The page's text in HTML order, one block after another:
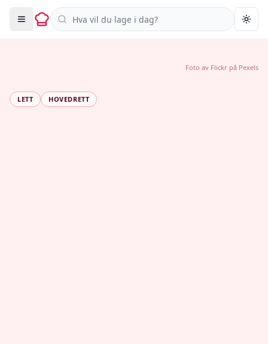
Søk i oppskrifter
LETT HOVEDRETT
Foto av Flickr på Pexels